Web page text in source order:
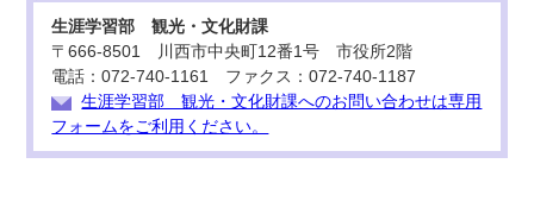
生涯学習部 観光・文化財課
〒666-8501 川西市中央町12番1号 市役所2階
電話：072-740-1161 ファクス：072-740-1187
生涯学習部 観光・文化財課へのお問い合わせは専用
フォームをご利用ください。